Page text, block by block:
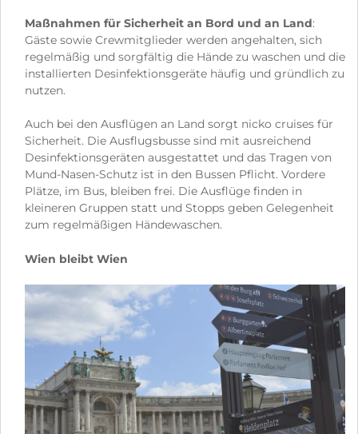
Maßnahmen für Sicherheit an Bord und an Land:
Gäste sowie Crewmitglieder werden angehalten, sich
regelmäßig und sorgfältig die Hände zu waschen und die
installierten Desinfektionsgeräte häufig und gründlich zu
nutzen.
Auch bei den Ausflügen an Land sorgt nicko cruises für
Sicherheit. Die Ausflugsbusse sind mit ausreichend
Desinfektionsgeräten ausgestattet und das Tragen von
Mund-Nasen-Schutz ist in den Bussen Pflicht. Vordere
Plätze, im Bus, bleiben frei. Die Ausflüge finden in
kleineren Gruppen statt und Stopps geben Gelegenheit
zum regelmäßigen Händewaschen.
Wien bleibt Wien